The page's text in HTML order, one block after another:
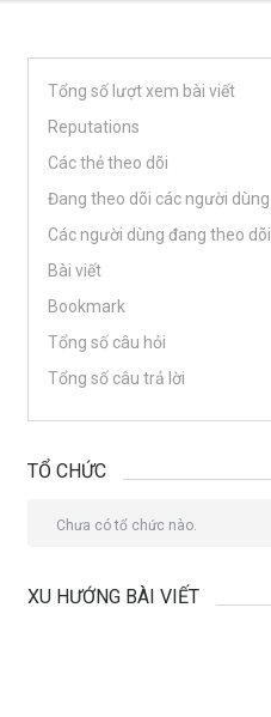
Tổng số lượt xem bài viết
Reputations
Các thẻ theo dõi
Đang theo dõi các người dùng
Các người dùng đang theo dõi
Bài viết
Bookmark
Tổng số câu hỏi
Tổng số câu trả lời
TỔ CHỨC
Chưa có tổ chức nào.
XU HƯỚNG BÀI VIẾT